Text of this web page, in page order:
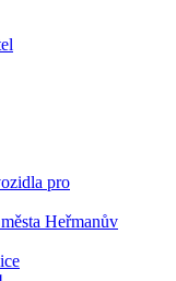
pro
Heřmanův